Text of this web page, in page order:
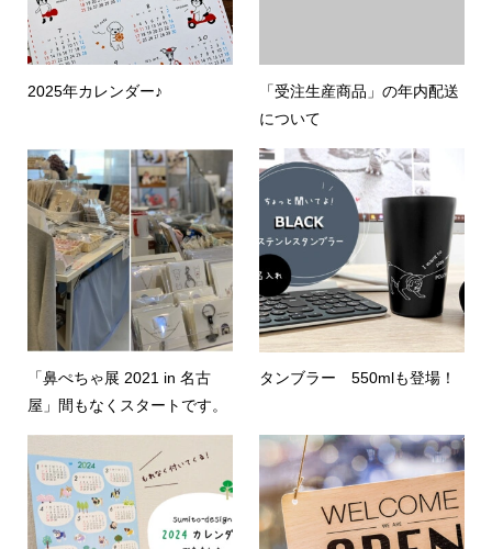
2025年カレンダー♪
「受注生産商品」の年内配送
について
「鼻ぺちゃ展 2021 in 名古
屋」間もなくスタートです。
タンブラー 550mlも登場！